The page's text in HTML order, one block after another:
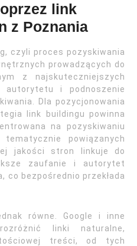
link
z Poznania
czyli proces pozyskiwania
prowadzących do
z najskuteczniejszych
autorytetu i podnoszenie
Dla pozycjonowania
link buildingu powinna
na pozyskiwaniu
powiązanych
jakości stron linkuje do
zaufanie i autorytet
co bezpośrednio przekłada
równe. Google i inne
linki naturalne,
treści, od tych